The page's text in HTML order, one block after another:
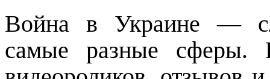
Война в Украине —
самые разные сферы.